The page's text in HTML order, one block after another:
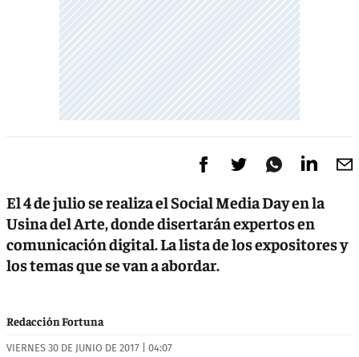
El 4 de julio se realiza el Social Media Day en la
Usina del Arte, donde disertarán expertos en
comunicación digital. La lista de los expositores y
los temas que se van a abordar.
Redacción Fortuna
VIERNES 30 DE JUNIO DE 2017 | 04:07